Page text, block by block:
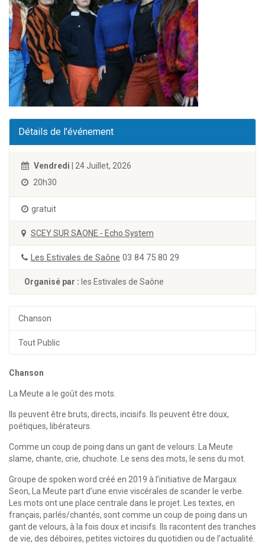
Détails de l'événement
Vendredi | 24 Juillet, 2026
20h30
gratuit
SCEY SUR SAONE - Echo System
Les Estivales de Saône 03 84 75 80 29
Organisé par : les Estivales de Saône
Chanson
Tout Public
Chanson
La Meute a le goût des mots.
Ils peuvent être bruts, directs, incisifs. Ils peuvent être doux,
poétiques, libérateurs.
Comme un coup de poing dans un gant de velours. La Meute
slame, chante, crie, chuchote. Le sens des mots, le sens du mot.
Groupe de spoken word créé en 2019 à l’initiative de Margaux
Seon, La Meute part d’une envie viscérales de scander le verbe.
Les mots ont une place centrale dans le projet. Les textes, en
français, parlés/chantés, sont comme un coup de poing dans un
gant de velours, à la fois doux et incisifs. Ils racontent des tranches
de vie, des déboires, petites victoires du quotidien ou de l’actualité.